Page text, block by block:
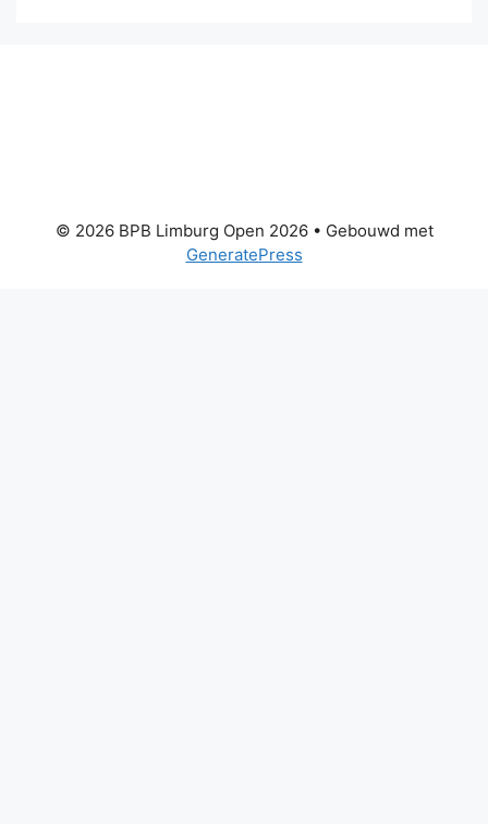
© 2026 BPB Limburg Open 2026• Gebouwd met
GeneratePress